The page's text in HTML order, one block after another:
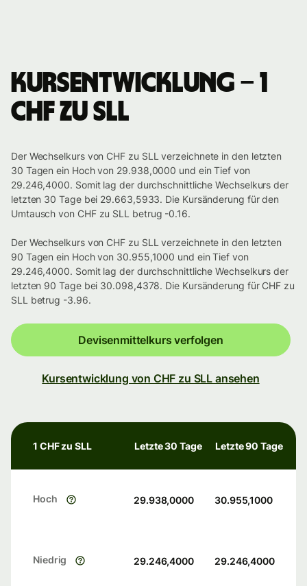
Kursentwicklung – 1
CHF zu SLL
Der Wechselkurs von CHF zu SLL verzeichnete in den letzten
30 Tagen ein Hoch von 29.938,0000 und ein Tief von
29.246,4000. Somit lag der durchschnittliche Wechselkurs der
letzten 30 Tage bei 29.663,5933. Die Kursänderung für den
Umtausch von CHF zu SLL betrug -0.16.
Der Wechselkurs von CHF zu SLL verzeichnete in den letzten
90 Tagen ein Hoch von 30.955,1000 und ein Tief von
29.246,4000. Somit lag der durchschnittliche Wechselkurs der
letzten 90 Tage bei 30.098,4378. Die Kursänderung für CHF zu
SLL betrug -3.96.
Devisenmittelkurs verfolgen
Kursentwicklung von CHF zu SLL ansehen
1 CHF zu SLL Letzte 30 Tage Letzte 90 Tage
Hoch 29.938,0000 30.955,1000
Niedrig 29.246,4000 29.246,4000